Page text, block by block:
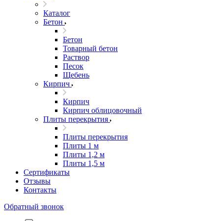
Каталог
Бетон
Бетон
Товарный бетон
Раствор
Песок
Щебень
Кирпич
Кирпич
Кирпич облицовочный
Плиты перекрытия
Плиты перекрытия
Плиты 1 м
Плиты 1,2 м
Плиты 1,5 м
Сертификаты
Отзывы
Контакты
Обратный звонок